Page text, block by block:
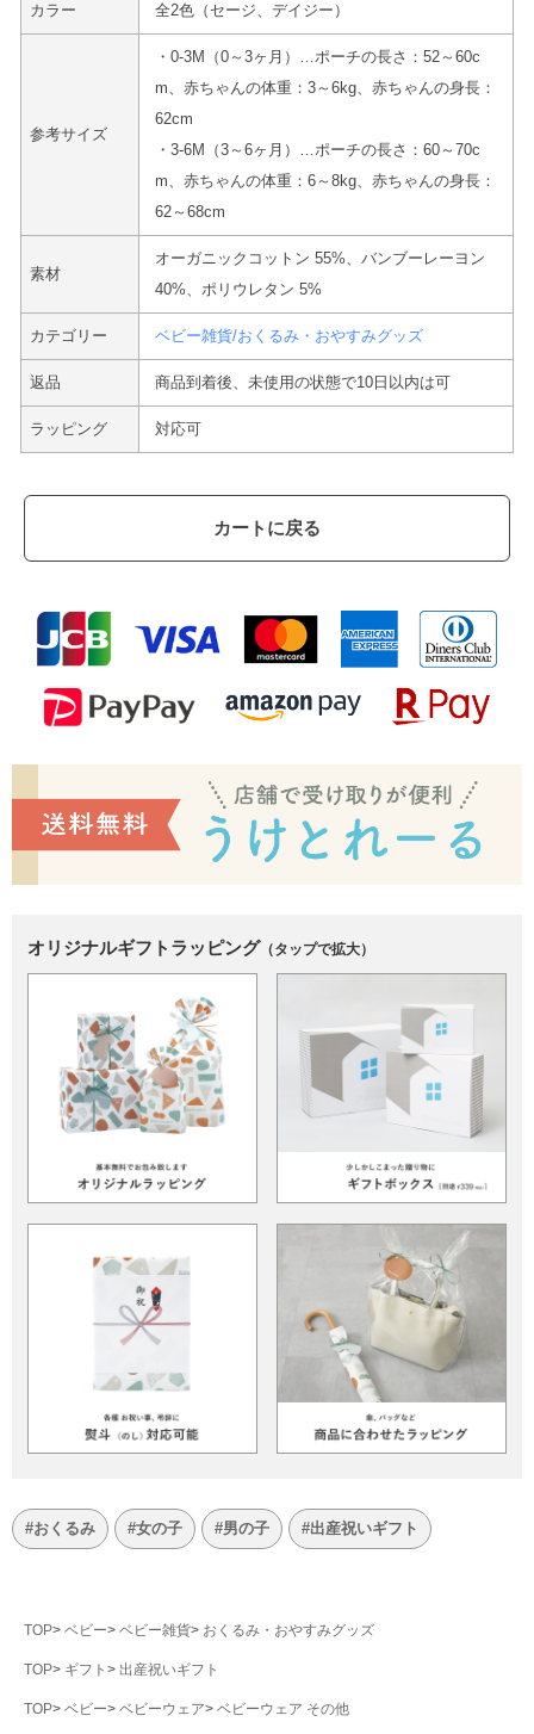
カラー 全2色（セージ、デイジー）
参考サイズ
・0-3M（0～3ヶ月）…ポーチの長さ：52～60c
m、赤ちゃんの体重：3～6kg、赤ちゃんの身長：
62cm
・3-6M（3～6ヶ月）…ポーチの長さ：60～70c
m、赤ちゃんの体重：6～8kg、赤ちゃんの身長：
62～68cm
素材
オーガニックコットン 55%、バンブーレーヨン
40%、ポリウレタン 5%
カテゴリー ベビー雑貨/おくるみ・おやすみグッズ
返品 商品到着後、未使用の状態で10日以内は可
ラッピング 対応可
カートに戻る
オリジナルギフトラッピング （タップで拡大）
#おくるみ #女の子 #男の子 #出産祝いギフト
TOP ベビー ベビー雑貨 おくるみ・おやすみグッズ
TOP ギフト 出産祝いギフト
TOP ベビー ベビーウェア ベビーウェア その他